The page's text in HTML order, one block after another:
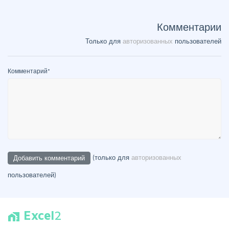
Комментарии
Только для авторизованных пользователей
Комментарий*
(только для авторизованных
пользователей)
home_work Excel2